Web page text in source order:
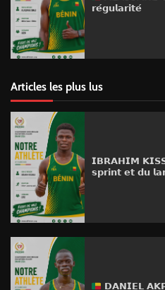
𝗿𝗲́𝗴𝘂𝗹𝗮𝗿𝗶𝘁𝗲́
Articles les plus lus
𝗜𝗕𝗥𝗔𝗛𝗜𝗠
𝘀𝗽𝗿𝗶𝗻𝘁 𝗲𝘁 𝗱𝘂
𝗗𝗔𝗡𝗜𝗘𝗟